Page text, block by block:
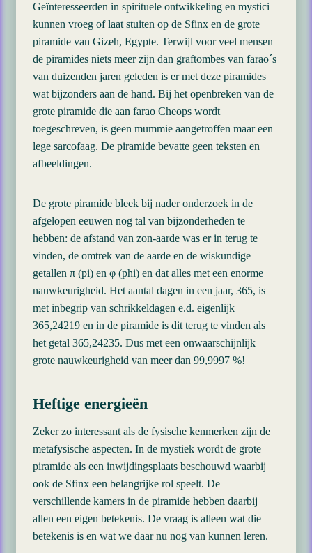
Geïnteresseerden in spirituele ontwikkeling en mystici
kunnen vroeg of laat stuiten op de Sfinx en de grote
piramide van Gizeh, Egypte. Terwijl voor veel mensen
de piramides niets meer zijn dan graftombes van farao´s
van duizenden jaren geleden is er met deze piramides
wat bijzonders aan de hand. Bij het openbreken van de
grote piramide die aan farao Cheops wordt
toegeschreven, is geen mummie aangetroffen maar een
lege sarcofaag. De piramide bevatte geen teksten en
afbeeldingen.
De grote piramide bleek bij nader onderzoek in de
afgelopen eeuwen nog tal van bijzonderheden te
hebben: de afstand van zon-aarde was er in terug te
vinden, de omtrek van de aarde en de wiskundige
getallen π (pi) en φ (phi) en dat alles met een enorme
nauwkeurigheid. Het aantal dagen in een jaar, 365, is
met inbegrip van schrikkeldagen e.d. eigenlijk
365,24219 en in de piramide is dit terug te vinden als
het getal 365,24235. Dus met een onwaarschijnlijk
grote nauwkeurigheid van meer dan 99,9997 %!
Heftige energieën
Zeker zo interessant als de fysische kenmerken zijn de
metafysische aspecten. In de mystiek wordt de grote
piramide als een inwijdingsplaats beschouwd waarbij
ook de Sfinx een belangrijke rol speelt. De
verschillende kamers in de piramide hebben daarbij
allen een eigen betekenis. De vraag is alleen wat die
betekenis is en wat we daar nu nog van kunnen leren.